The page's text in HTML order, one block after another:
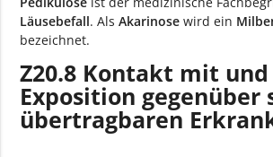
Läusebefall. AlsAkarinose wird ein
bezeichnet.
Z20.8 Kontakt mit und
Exposition gegenüber
übertragbaren